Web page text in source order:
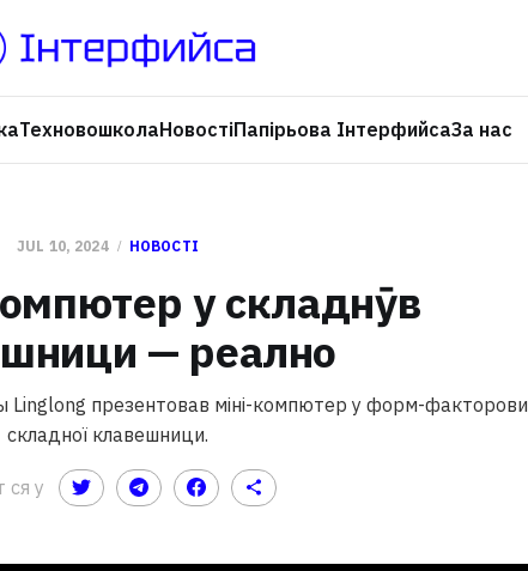
ТехновошколаНовостіПапірьова ІнтерфийсаЗа нас
JUL 10, 2024 НОВОСТІ
у складнӯв
— реално
Linglong презентовав міні-компютер у форм-факторови
складної клавешници.
ся у